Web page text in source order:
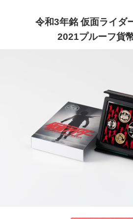
令和3年銘 仮面ライダ
2021プルーフ貨